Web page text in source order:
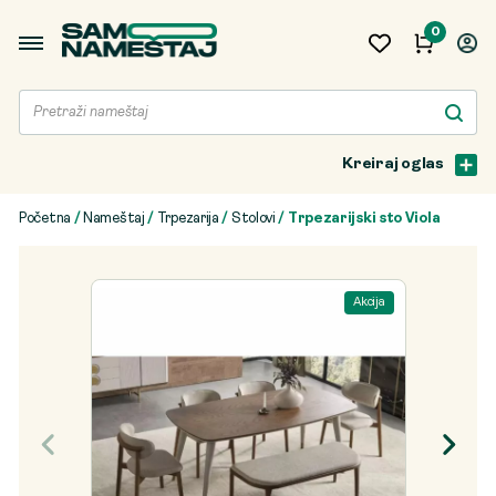
0
Kreiraj oglas
Početna / Nameštaj / Trpezarija / Stolovi / Trpezarijski sto Viola
Akcija